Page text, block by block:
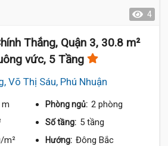
4
Thắng, Quận 3, 30.8 m²
vức, 5 Tầng
Võ Thị Sáu, Phú Nhuận
m Phòng ngủ: 2 phòng
Số tầng: 5 tầng
m² Hướng: Đông Bắc